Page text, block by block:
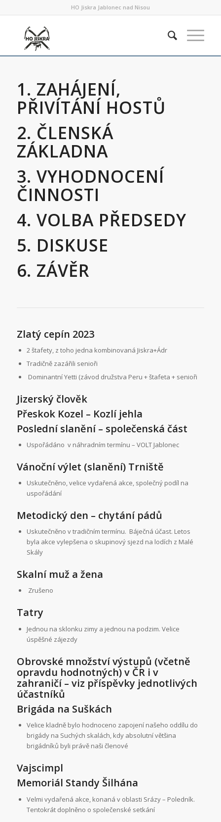
HO Jiskra Jablonec nad Nisou
1. ZAHÁJENÍ,
PŘIVÍTÁNÍ HOSTŮ
2. ČLENSKÁ
ZÁKLADNA
3. VYHODNOCENÍ
ČINNOSTI
4. VOLBA PŘEDSEDY
5. DISKUSE
6. ZÁVĚR
Zlatý cepín 2023
2 štafety, z toho jedna kombinovaná Jiskra+Ádr
Tradičně zazářili senioři
Dominantní Yetti (závod družstva Peru + štafeta + senioři
Jizerský člověk
Přeskok Kozel – Kozlí jehla
Poslední slanění – společenská část
Uspořádáno v náhradním termínu – VOLT Jablonec
Vánoční výlet (slanění) Trniště
Uskutečněno, velice vydařená akce, společný podíl na
uspořádání
Metodický den – chytání pádů
Uskutečněno v tradičním termínu. Báječná účast. Letos
byla akce vylepšena o skupinový sjezd na lodích z Malé
Skály
Skalní muž a žena
Zrušeno
Tatry
Jednou na sklonku zimy a jednou na podzim. Velice
úspěšné zájezdy
Obrovské množství výstupů (včetně
opravdu hodnotných) v ČR i v
zahraničí – viz příspěvky jednotlivých
účastníků
Brigáda na Suškách
Velice kladně bylo hodnoceno zapojení našeho oddílu do
brigády na Suchých skalách, kdy absolutní většina
brigádníků byli právě naši členové
Vajscimpl
Memoriál Standy Šilhána
Velmi vydařená akce, konaná v oblasti Srázy – Poledník.
Tentokrát doplněno o společenské setkání